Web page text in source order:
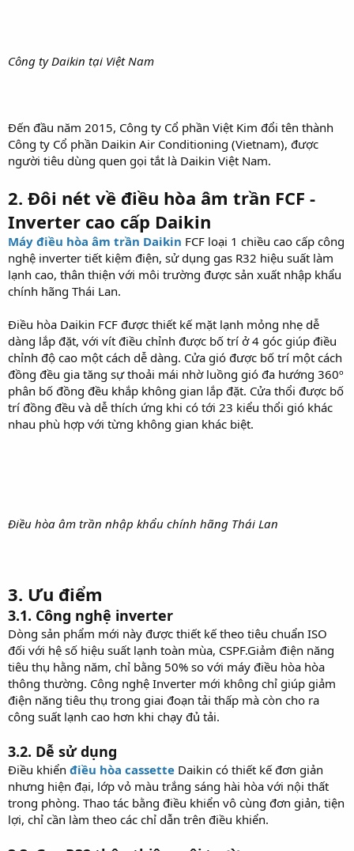
Công ty Daikin tại Việt Nam
Đến đầu năm 2015, Công ty Cổ phần Việt Kim đổi tên thành
Công ty Cổ phần Daikin Air Conditioning (Vietnam), được
người tiêu dùng quen gọi tắt là Daikin Việt Nam.
2. Đôi nét về điều hòa âm trần FCF -
Inverter cao cấp Daikin
Máy điều hòa âm trần Daikin FCF loại 1 chiều cao cấp công
nghệ inverter tiết kiệm điện, sử dụng gas R32 hiệu suất làm
lạnh cao, thân thiện với môi trường được sản xuất nhập khẩu
chính hãng Thái Lan.
Điều hòa Daikin FCF được thiết kế mặt lạnh mỏng nhẹ dễ
dàng lắp đặt, với vít điều chỉnh được bố trí ở 4 góc giúp điều
chỉnh độ cao một cách dễ dàng. Cửa gió được bố trí một cách
đồng đều gia tăng sự thoải mái nhờ luồng gió đa hướng 360º
phân bố đồng đều khắp không gian lắp đặt. Cửa thổi được bố
trí đồng đều và dễ thích ứng khi có tới 23 kiểu thổi gió khác
nhau phù hợp với từng không gian khác biệt.
Điều hòa âm trần nhập khẩu chính hãng Thái Lan
3. Ưu điểm
3.1. Công nghệ inverter
Dòng sản phẩm mới này được thiết kế theo tiêu chuẩn ISO
đối với hệ số hiệu suất lạnh toàn mùa, CSPF.Giảm điện năng
tiêu thụ hằng năm, chỉ bằng 50% so với máy điều hòa hòa
thông thường. Công nghệ Inverter mới không chỉ giúp giảm
điện năng tiêu thụ trong giai đoạn tải thấp mà còn cho ra
công suất lạnh cao hơn khi chạy đủ tải.
3.2. Dễ sử dụng
Điều khiển điều hòa cassette Daikin có thiết kế đơn giản
nhưng hiện đại, lớp vỏ màu trắng sáng hài hòa với nội thất
trong phòng. Thao tác bằng điều khiển vô cùng đơn giản, tiện
lợi, chỉ cần làm theo các chỉ dẫn trên điều khiển.